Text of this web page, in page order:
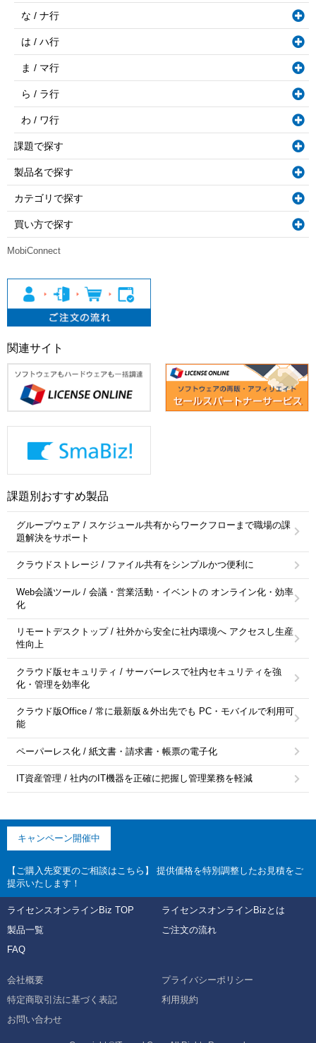
な / ナ行
は / ハ行
ま / マ行
ら / ラ行
わ / ワ行
課題で探す
製品名で探す
カテゴリで探す
買い方で探す
MobiConnect
関連サイト
課題別おすすめ製品
グループウェア / スケジュール共有からワークフローまで職場の課
題解決をサポート
クラウドストレージ / ファイル共有をシンプルかつ便利に
Web会議ツール / 会議・営業活動・イベントの オンライン化・効率
化
リモートデスクトップ / 社外から安全に社内環境へ アクセスし生産
性向上
クラウド版セキュリティ / サーバーレスで社内セキュリティを強
化・管理を効率化
クラウド版Office / 常に最新版＆外出先でも PC・モバイルで利用可
能
ペーパーレス化 / 紙文書・請求書・帳票の電子化
IT資産管理 / 社内のIT機器を正確に把握し管理業務を軽減
キャンペーン開催中
【ご購入先変更のご相談はこちら】 提供価格を特別調整したお見積をご
提示いたします！
ライセンスオンラインBiz TOP
ライセンスオンラインBizとは
製品一覧
ご注文の流れ
FAQ
会社概要
プライバシーポリシー
特定商取引法に基づく表記
利用規約
お問い合わせ